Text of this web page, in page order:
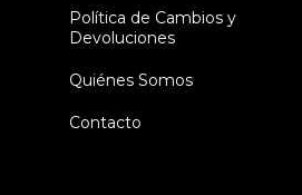
Política de Cambios y
Devoluciones
Quiénes Somos
Contacto